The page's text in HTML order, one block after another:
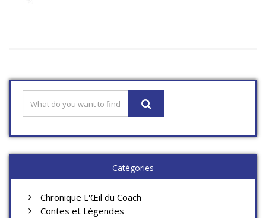
Catégories
Chronique L'Œil du Coach
Contes et Légendes